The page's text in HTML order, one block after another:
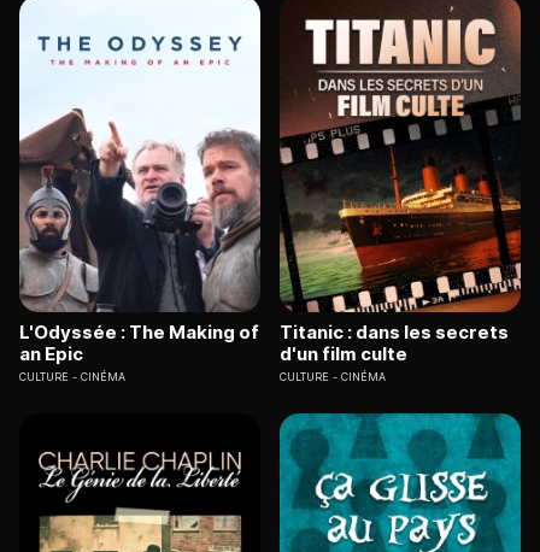
L'Odyssée : The Making of
an Epic
CULTURE CINÉMA
Titanic : dans les secrets
d'un film culte
CULTURE CINÉMA